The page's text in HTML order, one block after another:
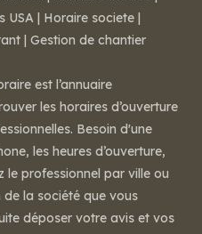
USA | Horaire societe |
| Gestion de chantier
est l’annuaire
les horaires d’ouverture
Besoin d'une
les heures d’ouverture,
le professionnel par ville ou
la société que vous
déposer votre avis et vos